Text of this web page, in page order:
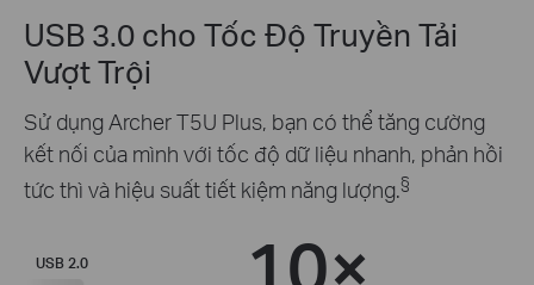
USB 3.0 cho Tốc Độ Truyền Tải
Vượt Trội
Sử dụng Archer T5U Plus, bạn có thể tăng cường
kết nối của mình với tốc độ dữ liệu nhanh, phản hồi
tức thì và hiệu suất tiết kiệm năng lượng.§
USB 2.0 10×